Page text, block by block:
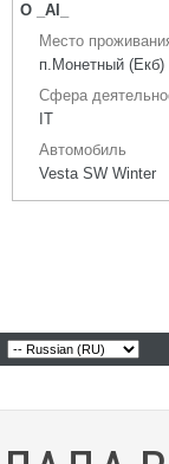
О _AI_
Место
п.Монетный (Екб)
Сфера
IT
Автомобиль
Vesta SW Winter